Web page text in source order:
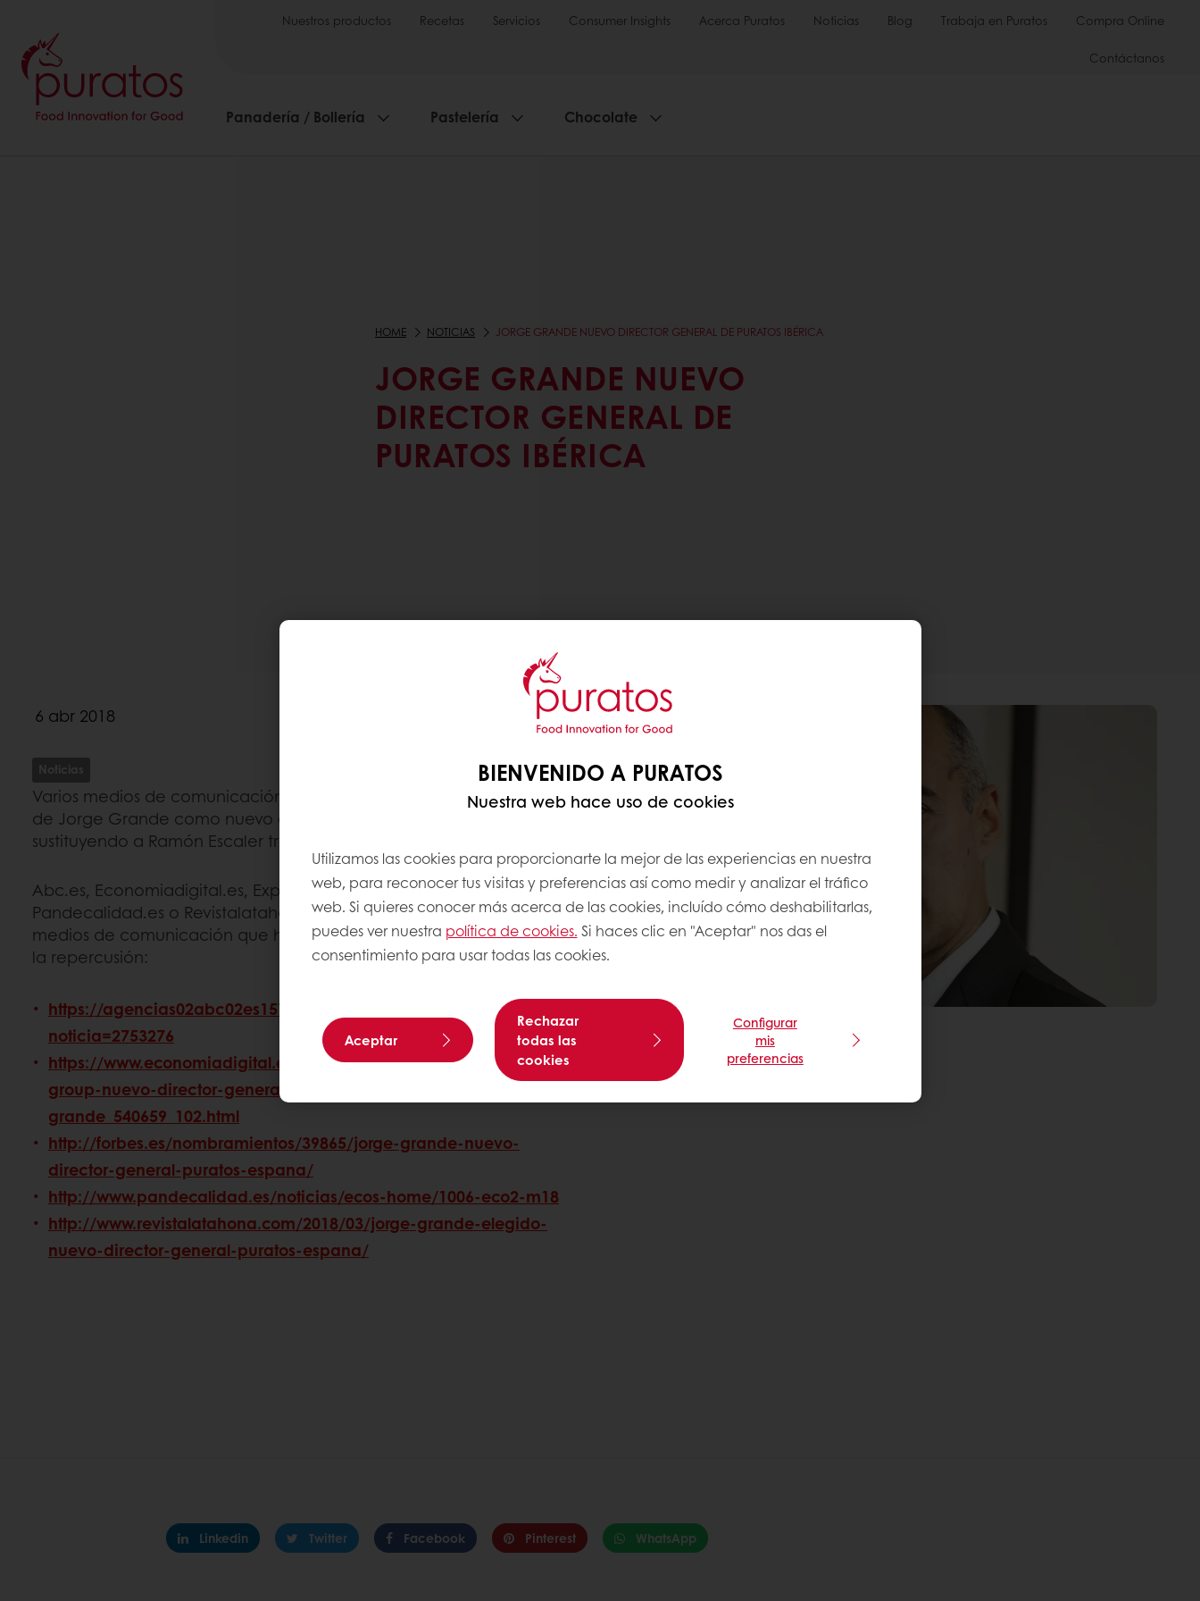
Nuestros productos Recetas Servicios Consumer Insights Acerca Puratos Noticias Blog Trabaja en Puratos Compra Online
Contáctanos
Panadería / Bollería Pastelería Chocolate
HOME NOTICIAS JORGE GRANDE NUEVO DIRECTOR GENERAL DE PURATOS IBÉRICA
JORGE GRANDE NUEVO
DIRECTOR GENERAL DE
PURATOS IBÉRICA
6 abr 2018
Noticias
Varios medios de comunicación se han hecho eco del nombramiento
de Jorge Grande como nuevo director general de Puratos Ibérica
sustituyendo a Ramón Escaler tras 17 años al frente de la empresa.
Abc.es, Economiadigital.es, Expansión Catalunya, Forbes online,
Pandecalidad.es o Revistalatahona.com han sido algunos de los
medios de comunicación que han replicado la noticia. Os adjuntamos
la repercusión:
https://agencias02abc02es1577b700.mentionusercontent.net/agencias/noticia.asp?
noticia=2753276
https://www.economiadigital.es/directivos-y-empresas/puratos-
group-nuevo-director-general-espana-jorge-
grande_540659_102.html
http://forbes.es/nombramientos/39865/jorge-grande-nuevo-
director-general-puratos-espana/
http://www.pandecalidad.es/noticias/ecos-home/1006-eco2-m18
http://www.revistalatahona.com/2018/03/jorge-grande-elegido-
nuevo-director-general-puratos-espana/
Linkedin Twitter Facebook Pinterest WhatsApp
BIENVENIDO A PURATOS
Nuestra web hace uso de cookies
Utilizamos las cookies para proporcionarte la mejor de las experiencias en nuestra
web, para reconocer tus visitas y preferencias así como medir y analizar el tráfico
web. Si quieres conocer más acerca de las cookies, incluído cómo deshabilitarlas,
puedes ver nuestra política de cookies. Si haces clic en "Aceptar" nos das el
consentimiento para usar todas las cookies.
Aceptar
Rechazar
todas las
cookies
Configurar
mis
preferencias